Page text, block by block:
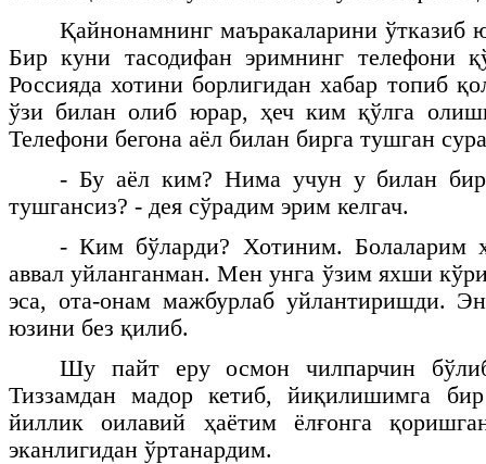
Қайнонамнинг маъракаларини ўтказиб
Бир куни тасодифан эримнинг телефони
Россияда хотини борлигидан хабар топиб
ўзи билан олиб юрар, ҳеч ким қўлга
Телефони бегона аёл билан бирга тушган
- Бу аёл ким? Нима учун у билан
тушгансиз? - дея сўрадим эрим келгач.
- Ким бўларди? Хотиним. Болаларим
аввал уйланганман. Мен унга ўзим яхши
эса, ота-онам мажбурлаб уйлантиришди.
юзини без қилиб.
Шу пайт еру осмон чилпарчин
Тиззамдан мадор кетиб, йиқилишимга
йиллик оилавий ҳаётим ёлғонга
эканлигидан ўртанардим.